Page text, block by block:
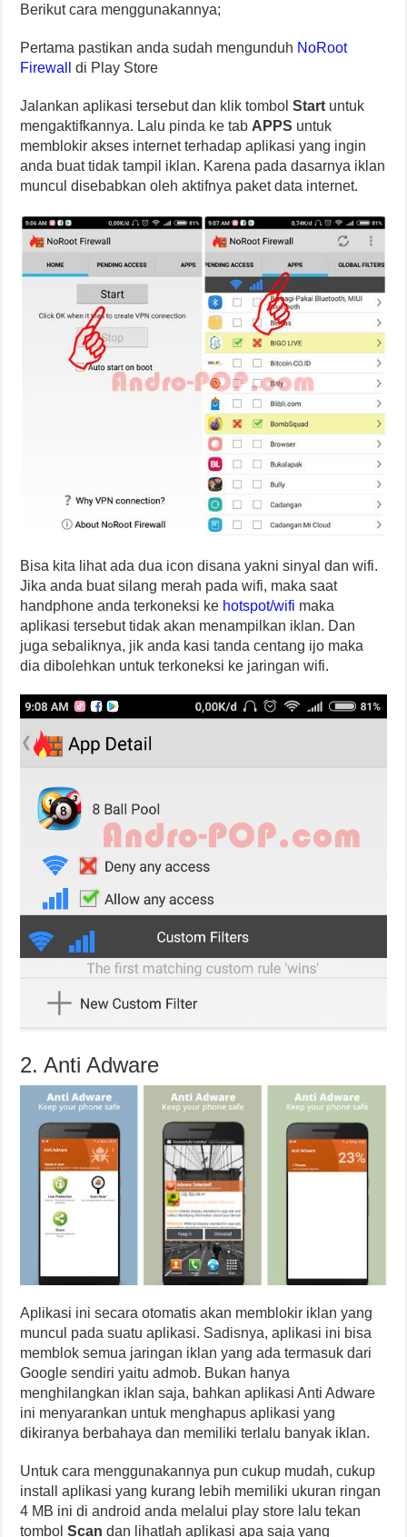
Berikut cara menggunakannya;
Pertama pastikan anda sudah mengunduh NoRoot
Firewall
di Play Store
Jalankan aplikasi tersebut dan klik tombolStart untuk
mengaktifkannya. Lalu pinda ke tab APPS untuk
memblokir akses internet terhadap aplikasi yang ingin
anda buat tidak tampil iklan. Karena pada dasarnya iklan
muncul disebabkan oleh aktifnya paket data internet.
Bisa kita lihat ada dua icon disana yakni sinyal dan wifi.
Jika anda buat silang merah pada wifi, maka saat
handphone anda terkoneksi ke hotspot/wifi maka
aplikasi tersebut tidak akan menampilkan iklan. Dan
juga sebaliknya, jik anda kasi tanda centang ijo maka
dia dibolehkan untuk terkoneksi ke jaringan wifi.
2. Anti Adware
Aplikasi ini secara otomatis akan memblokir iklan yang
muncul pada suatu aplikasi. Sadisnya, aplikasi ini bisa
memblok semua jaringan iklan yang ada termasuk dari
Google sendiri yaitu admob. Bukan hanya
menghilangkan iklan saja, bahkan aplikasi Anti Adware
ini menyarankan untuk menghapus aplikasi yang
dikiranya berbahaya dan memiliki terlalu banyak iklan.
Untuk cara menggunakannya pun cukup mudah, cukup
install aplikasi yang kurang lebih memiliki ukuran ringan
4 MB ini di android anda melalui play store lalu tekan
tombolScan dan lihatlah aplikasi apa saja yang